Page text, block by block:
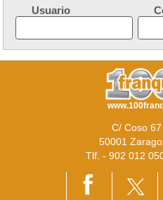
Usuario
C/ Coso
50001
Tlf. - 902 012